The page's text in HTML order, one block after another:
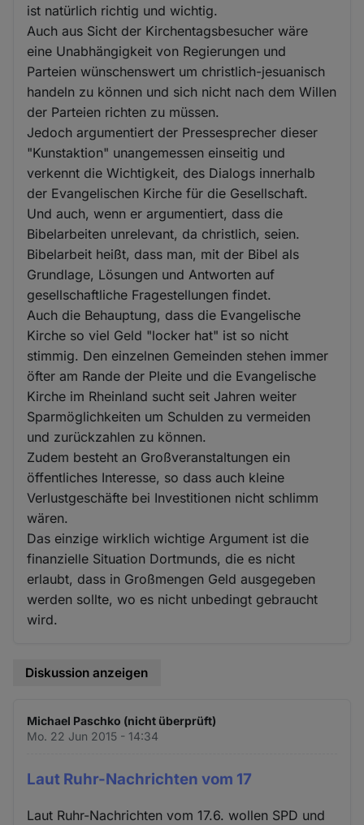
ist natürlich richtig und wichtig.
Auch aus Sicht der Kirchentagsbesucher wäre
eine Unabhängigkeit von Regierungen und
Parteien wünschenswert um christlich-jesuanisch
handeln zu können und sich nicht nach dem Willen
der Parteien richten zu müssen.
Jedoch argumentiert der Pressesprecher dieser
"Kunstaktion" unangemessen einseitig und
verkennt die Wichtigkeit, des Dialogs innerhalb
der Evangelischen Kirche für die Gesellschaft.
Und auch, wenn er argumentiert, dass die
Bibelarbeiten unrelevant, da christlich, seien.
Bibelarbeit heißt, dass man, mit der Bibel als
Grundlage, Lösungen und Antworten auf
gesellschaftliche Fragestellungen findet.
Auch die Behauptung, dass die Evangelische
Kirche so viel Geld "locker hat" ist so nicht
stimmig. Den einzelnen Gemeinden stehen immer
öfter am Rande der Pleite und die Evangelische
Kirche im Rheinland sucht seit Jahren weiter
Sparmöglichkeiten um Schulden zu vermeiden
und zurückzahlen zu können.
Zudem besteht an Großveranstaltungen ein
öffentliches Interesse, so dass auch kleine
Verlustgeschäfte bei Investitionen nicht schlimm
wären.
Das einzige wirklich wichtige Argument ist die
finanzielle Situation Dortmunds, die es nicht
erlaubt, dass in Großmengen Geld ausgegeben
werden sollte, wo es nicht unbedingt gebraucht
wird.
Diskussion anzeigen
Michael Paschko (nicht überprüft)
Mo. 22 Jun 2015 - 14:34
Laut Ruhr-Nachrichten vom 17
Laut Ruhr-Nachrichten vom 17.6. wollen SPD und